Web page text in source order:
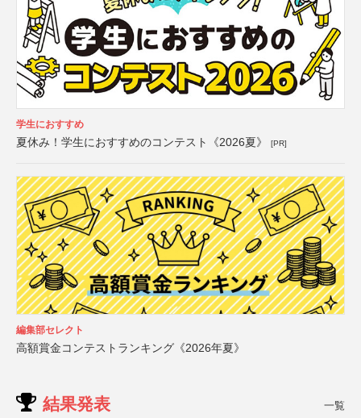
学生におすすめ
夏休み！学生におすすめのコンテスト《2026夏》 [PR]
編集部セレクト
高額賞金コンテストランキング《2026年夏》
結果発表 一覧